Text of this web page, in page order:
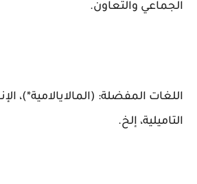
الجماعي والتعاون.
اللغات المفضلة: (المالايالامية*)،
التاميلية، إلخ.